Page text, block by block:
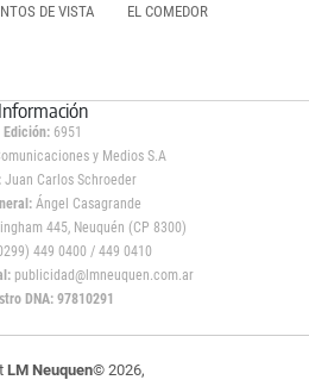
DE VISTA EL COMEDOR
Información
Edición: 6951
y Medios S.A
Juan Carlos Schroeder
Ángel Casagrande
445, Neuquén (CP 8300)
449 0400 / 449 0410
publicidad@lmneuquen.com.ar
DNA: 97810291
LM Neuquen© 2026,